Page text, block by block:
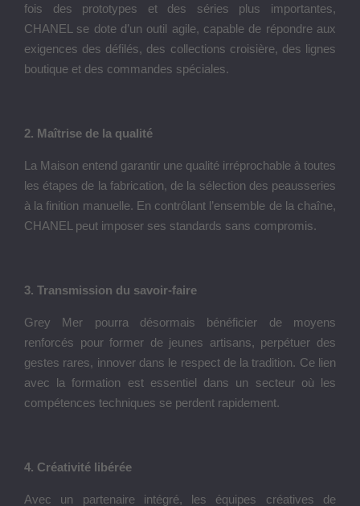
fois des prototypes et des séries plus importantes,
CHANEL se dote d’un outil agile, capable de répondre aux
exigences des défilés, des collections croisière, des lignes
boutique et des commandes spéciales.
2. Maîtrise de la qualité
La Maison entend garantir une qualité irréprochable à toutes
les étapes de la fabrication, de la sélection des peausseries
à la finition manuelle. En contrôlant l’ensemble de la chaîne,
CHANEL peut imposer ses standards sans compromis.
3. Transmission du savoir-faire
Grey Mer pourra désormais bénéficier de moyens
renforcés pour former de jeunes artisans, perpétuer des
gestes rares, innover dans le respect de la tradition. Ce lien
avec la formation est essentiel dans un secteur où les
compétences techniques se perdent rapidement.
4. Créativité libérée
Avec un partenaire intégré, les équipes créatives de